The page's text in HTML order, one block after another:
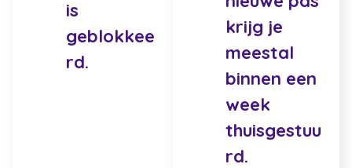
is
geblokkee
rd.
krijg je
meestal
binnen een
week
thuisgestuu
rd.